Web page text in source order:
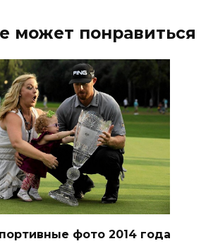
может понравиться
фото 2014 года